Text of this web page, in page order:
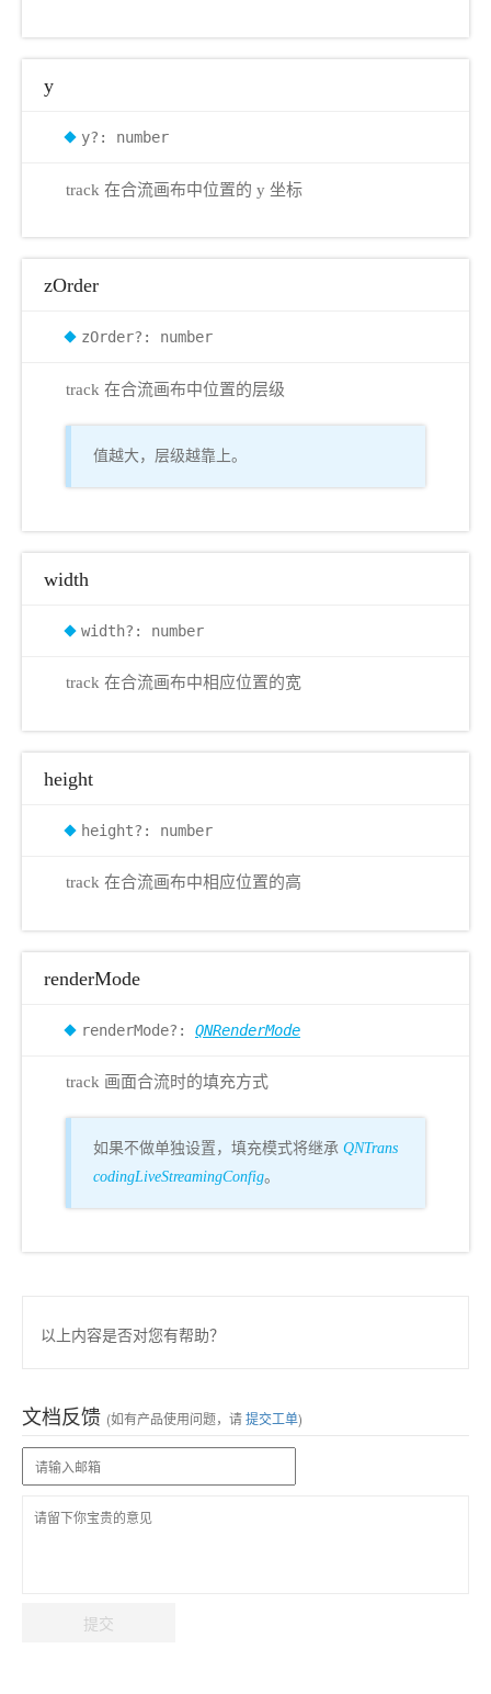
y
y?: number
track 在合流画布中位置的 y 坐标
zOrder
zOrder?: number
track 在合流画布中位置的层级
值越大，层级越靠上。
width
width?: number
track 在合流画布中相应位置的宽
height
height?: number
track 在合流画布中相应位置的高
renderMode
renderMode?: QNRenderMode
track 画面合流时的填充方式
如果不做单独设置，填充模式将继承 QNTrans
codingLiveStreamingConfig。
以上内容是否对您有帮助？
文档反馈 (如有产品使用问题，请提交工单)
提交